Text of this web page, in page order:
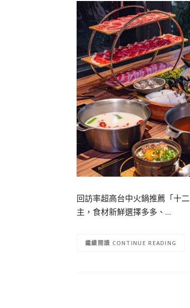
回訪率超高台中火鍋推薦「十
主，食材新鮮選擇多多、…
CONTINUE READING